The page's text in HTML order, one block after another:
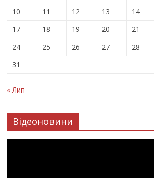
10
11 12 13 14
17
18 19 20 21
24
25 26 27 28
31
« Лип
Відеоновини